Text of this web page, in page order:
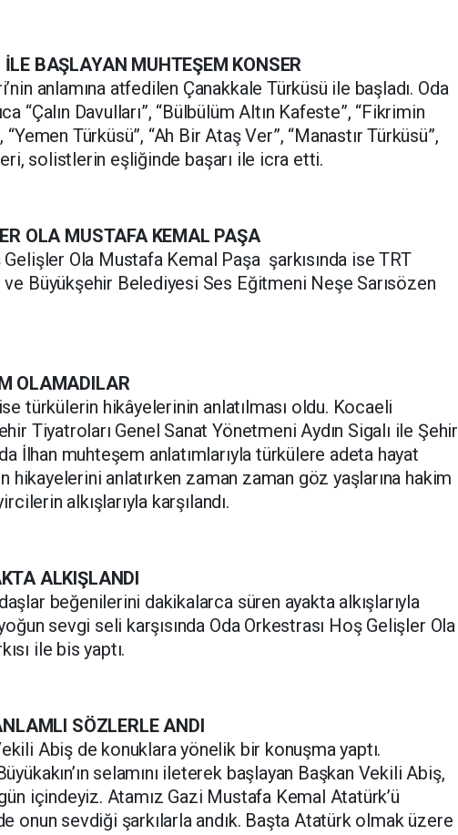
BAŞLAYAN MUHTEŞEM KONSER
anlamına atfedilen Çanakkale Türküsü ile başladı. Oda
“Çalın Davulları”, “Bülbülüm Altın Kafeste”, “Fikrimin
“Yemen Türküsü”, “Ah Bir Ataş Ver”, “Manastır Türküsü”,
solistlerin eşliğinde başarı ile icra etti.
OLA MUSTAFA KEMAL PAŞA
Ola Mustafa Kemal Paşa şarkısında ise TRT
ve Büyükşehir Belediyesi Ses Eğitmeni Neşe Sarısözen
OLAMADILAR
türkülerin hikâyelerinin anlatılması oldu. Kocaeli
Tiyatroları Genel Sanat Yönetmeni Aydın Sigalı ile Şehir
İlhan muhteşem anlatımlarıyla türkülere adeta hayat
hikayelerini anlatırken zaman zaman göz yaşlarına hakim
alkışlarıyla karşılandı.
ALKIŞLANDI
beğenilerini dakikalarca süren ayakta alkışlarıyla
sevgi seli karşısında Oda Orkestrası Hoş Gelişler Ola
ile bis yaptı.
SÖZLERLE ANDI
Abiş de konuklara yönelik bir konuşma yaptı.
selamını ileterek başlayan Başkan Vekili Abiş,
içindeyiz. Atamız Gazi Mustafa Kemal Atatürk’ü
onun sevdiği şarkılarla andık. Başta Atatürk olmak üzere